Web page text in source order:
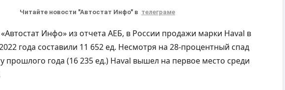
Читайте новости "Автостат Инфо" в телеграме
«Автостат Инфо» из отчета АЕБ, в России продажи марки Haval в
года составили 11 652 ед. Несмотря на 28-процентный спад
прошлого года (16 235 ед.) Haval вышел на первое место среди